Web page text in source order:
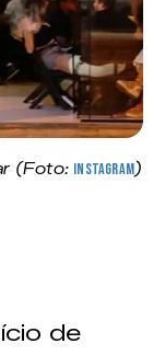
(Foto: Instagram)
de